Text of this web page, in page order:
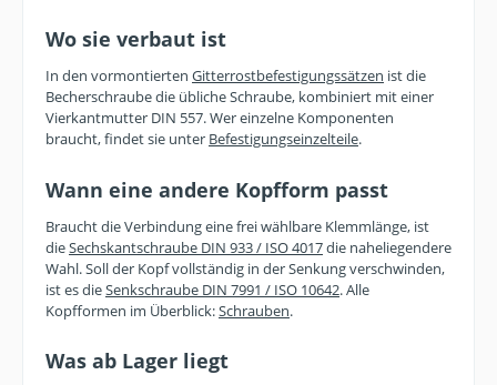
Wo sie verbaut ist
In den vormontierten Gitterrostbefestigungssätzen ist die
Becherschraube die übliche Schraube, kombiniert mit einer
Vierkantmutter DIN 557. Wer einzelne Komponenten
braucht, findet sie unter Befestigungseinzelteile.
Wann eine andere Kopfform passt
Braucht die Verbindung eine frei wählbare Klemmlänge, ist
dieSechskantschraube DIN 933 / ISO 4017die naheliegendere
Wahl. Soll der Kopf vollständig in der Senkung verschwinden,
ist es dieSenkschraube DIN 7991 / ISO 10642. Alle
Kopfformen im Überblick:Schrauben.
Was ab Lager liegt